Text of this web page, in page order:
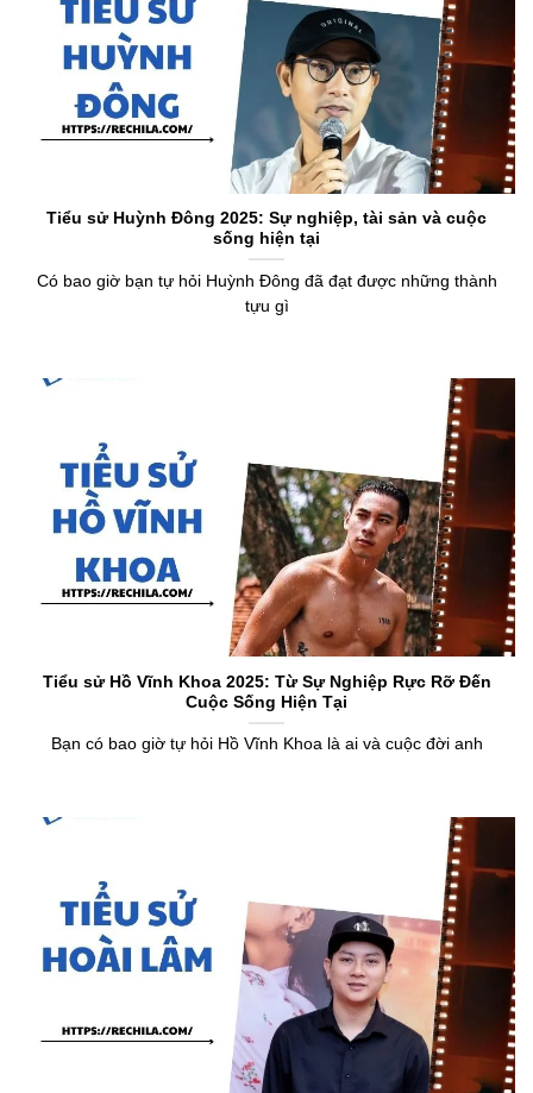
Tiểu sử Huỳnh Đông 2025: Sự nghiệp, tài sản và cuộc
sống hiện tại
Có bao giờ bạn tự hỏi Huỳnh Đông đã đạt được những thành
tựu gì
Tiểu sử Hồ Vĩnh Khoa 2025: Từ Sự Nghiệp Rực Rỡ Đến
Cuộc Sống Hiện Tại
Bạn có bao giờ tự hỏi Hồ Vĩnh Khoa là ai và cuộc đời anh